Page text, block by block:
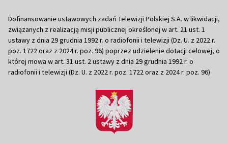
Dofinansowanie ustawowych zadań Telewizji Polskiej S.A. w likwidacji,
związanych z realizacją misji publicznej określonej w art. 21 ust. 1
ustawy z dnia 29 grudnia 1992 r. o radiofonii i telewizji (Dz. U. z 2022 r.
poz. 1722 oraz z 2024 r. poz. 96) poprzez udzielenie dotacji celowej, o
której mowa w art. 31 ust. 2 ustawy z dnia 29 grudnia 1992 r. o
radiofonii i telewizji (Dz. U. z 2022 r. poz. 1722 oraz z 2024 r. poz. 96)